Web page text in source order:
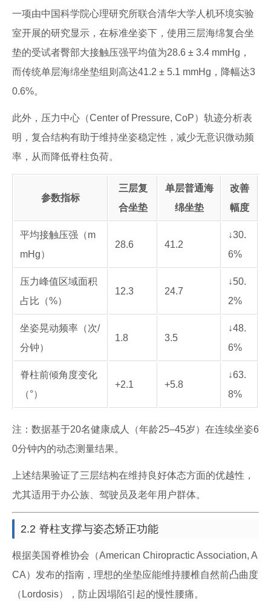
一项由中国科学院心理研究所联合清华大学人机环境实验
室开展的研究显示，在标准坐姿下，使用三层海绵复合坐
垫的受试者臀部大接触压强平均值为28.6 ± 3.4 mmHg，
而传统单层海绵坐垫组则高达41.2 ± 5.1 mmHg，降幅达3
0.6%。
此外，压力中心（Center of Pressure, CoP）轨迹分析表
明，复合结构有助于维持坐姿稳定性，减少无意识微动频
率，从而降低脊柱负荷。
参数指标
三层复
合坐垫
单层普通海
绵坐垫
改善
幅度
平均接触压强（m
mHg）
28.6 41.2
↓30.
6%
压力峰值区域面积
占比（%）
12.3 24.7
↓50.
2%
坐姿晃动频率（次/
分钟）
1.8 3.5
↓48.
6%
脊柱前倾角度变化
（°）
+2.1 +5.8
↓63.
8%
注：数据基于20名健康成人（年龄25–45岁）在连续坐姿6
0分钟内的动态测量结果。
上述结果验证了三层结构在维持良好体态方面的优越性，
尤其适用于办公族、驾驶员及老年用户群体。
2.2 脊柱支撑与姿态矫正功能
根据美国脊椎协会（American Chiropractic Association, A
CA）发布的指南，理想的坐垫应能维持腰椎自然前凸曲度
（Lordosis），防止因塌陷引起的慢性腰痛。